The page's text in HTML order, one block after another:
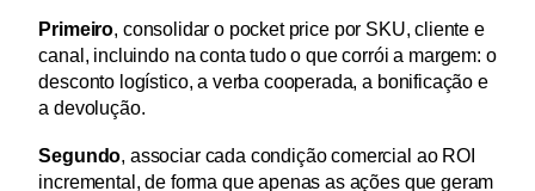
Primeiro, consolidar o pocket price por SKU, cliente e
canal, incluindo na conta tudo o que corrói a margem: o
desconto logístico, a verba cooperada, a bonificação e
a devolução.
Segundo, associar cada condição comercial ao ROI
incremental, de forma que apenas as ações que geram